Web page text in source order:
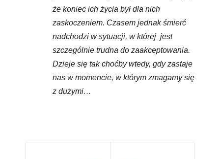
że koniec ich życia był dla nich
zaskoczeniem. Czasem jednak śmierć
nadchodzi w sytuacji, w której jest
szczególnie trudna do zaakceptowania.
Dzieje się tak choćby wtedy, gdy zastaje
nas w momencie, w którym zmagamy się
z dużymi…